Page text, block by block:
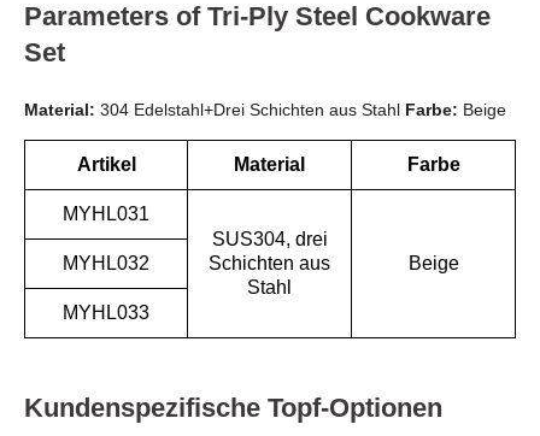
Parameters of Tri-Ply Steel Cookware
Set
Material: 304 Edelstahl+Drei Schichten aus Stahl Farbe: Beige
Artikel Material Farbe
MYHL031
SUS304, drei
Schichten aus
Stahl
Beige
MYHL032
MYHL033
Kundenspezifische Topf-Optionen